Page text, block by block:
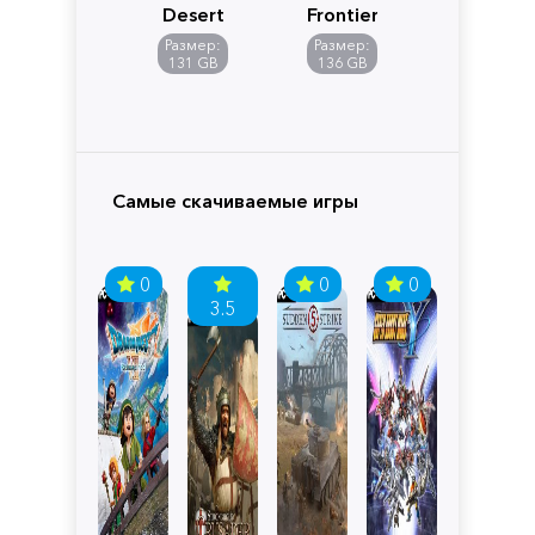
Desert
Размер:
131 GB
Frontiers
of
Pandora
Размер:
136 GB
Самые скачиваемые игры
0
3.5
0 0